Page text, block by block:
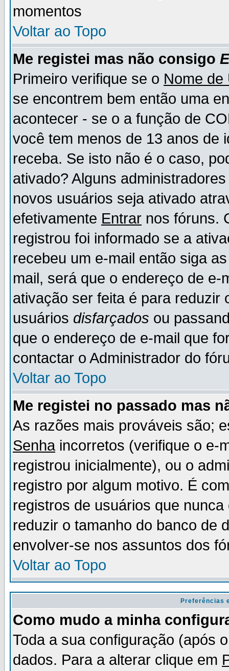
momentos
Voltar ao Topo
Me registei mas não consigo
Primeiro verifique se o Nome de
se encontrem bem então uma
acontecer - se o a função de
você tem menos de 13 anos de
receba. Se isto não é o caso,
ativado? Alguns
novos usuários seja ativado
efetivamente Entrar nos fóruns.
registrou foi informado se a
recebeu um e-mail então siga
mail, será que o endereço de
ativação ser feita é para reduzir
usuários disfarçados ou
que o endereço de e-mail que
contactar o Administrador do
Voltar ao Topo
Me registei no passado mas
As razões mais prováveis são;
Senhaincorretos (verifique o e-
registrou inicialmente), ou o
registro por algum motivo. É
registros de usuários que
reduzir o tamanho do banco de
envolver-se nos assuntos dos
Voltar ao Topo
Preferências
Como mudo a minha
Toda a sua configuração (após
dados. Para a alterar clique em